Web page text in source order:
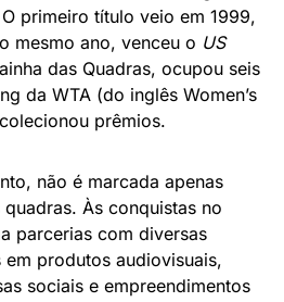
Serena começou a praticar
de idade e entrou na liga
primeiro título veio em 1999,